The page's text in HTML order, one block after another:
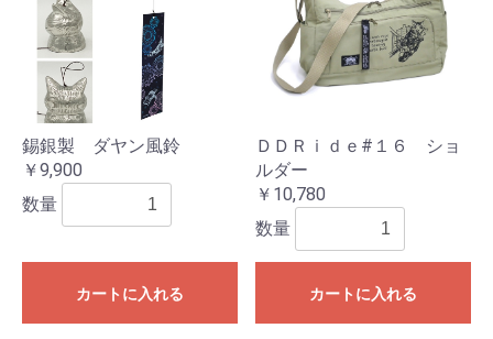
錫銀製 ダヤン風鈴
￥9,900
数量
カートに入れる
ＤＤＲｉｄｅ#１６ ショ
ルダー
￥10,780
数量
カートに入れる